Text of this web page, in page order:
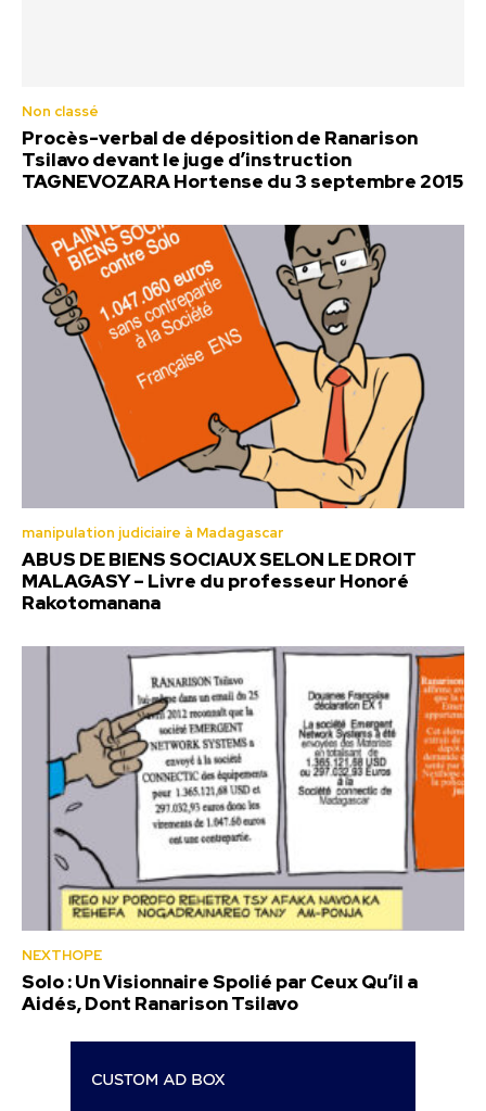
Non classé
Procès-verbal de déposition de Ranarison
Tsilavo devant le juge d’instruction
TAGNEVOZARA Hortense du 3 septembre 2015
manipulation judiciaire à Madagascar
ABUS DE BIENS SOCIAUX SELON LE DROIT
MALAGASY – Livre du professeur Honoré
Rakotomanana
NEXTHOPE
Solo : Un Visionnaire Spolié par Ceux Qu’il a
Aidés, Dont Ranarison Tsilavo